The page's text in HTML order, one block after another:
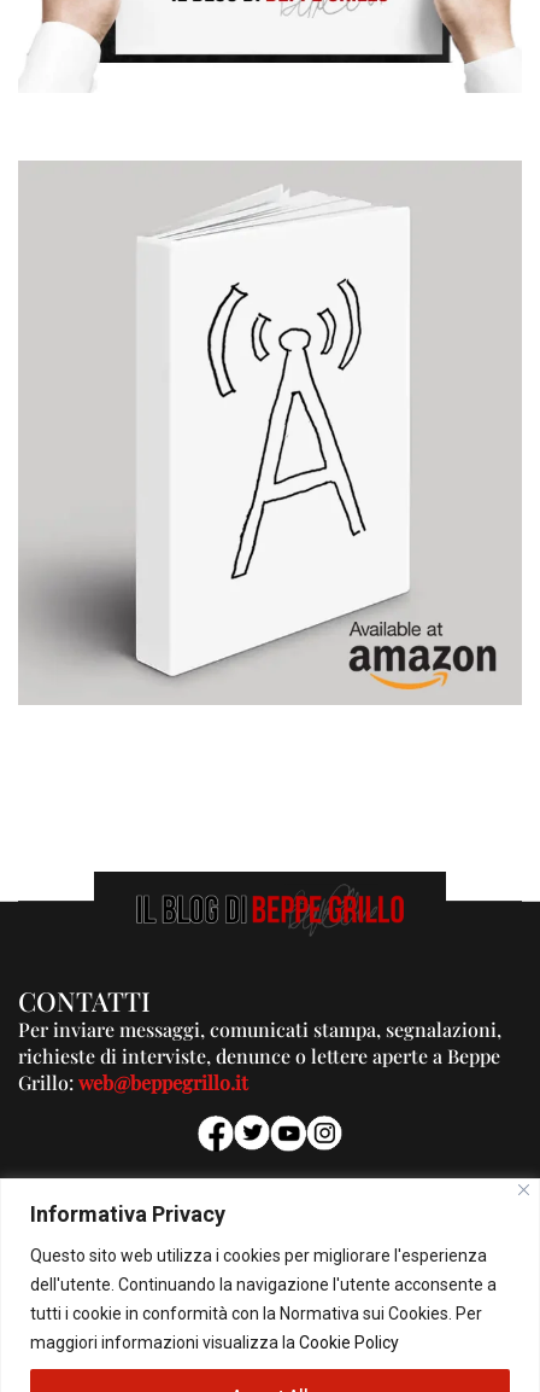
Informativa Privacy
Questo sito web utilizza i cookies per migliorare l'esperienza
dell'utente. Continuando la navigazione l'utente acconsente a
tutti i cookie in conformità con la Normativa sui Cookies. Per
maggiori informazioni visualizza la Cookie Policy
CONTATTI
Per inviare messaggi, comunicati stampa, segnalazioni,
richieste di interviste, denunce o lettere aperte a Beppe
Grillo:web@beppegrillo.it
PUBBLICITA'
Per la tua pubblicità su questo Blog:
pubblicita@beppegrillo.it
HOMEPAGE COOKIE POLICY PRIVACY POLICY CONTATTI